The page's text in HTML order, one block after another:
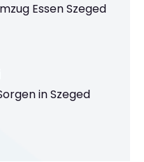
Essen Szeged
in Szeged